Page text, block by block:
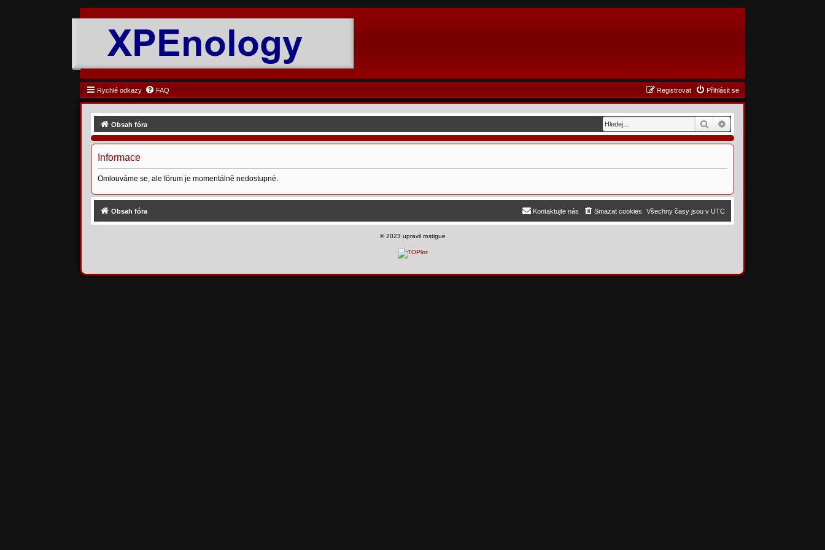
Rychlé odkazy FAQ Přihlásit se
Registrovat
Hledat
Obsah fóra
Informace
Omlouváme se, ale fórum je momentálně nedostupné.
Obsah fóra Všechny časy jsou vUTC
Smazat cookies
Kontaktujte nás
©2023 upravil rostigue